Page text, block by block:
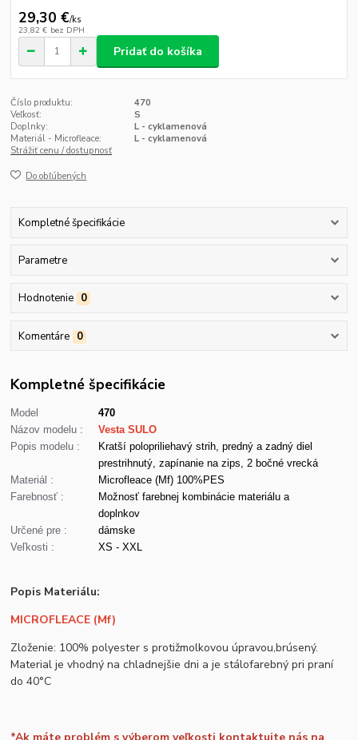
29,30 €/ks
23,82 € bez DPH
Pridať do košíka
Číslo produktu:
470
Veľkosť:
S
Doplnky:
L - cyklamenová
Materiál - Microfleace:
L - cyklamenová
Strážiť cenu / dostupnosť
Do obľúbených
Kompletné špecifikácie
Parametre
Hodnotenie 0
Komentáre 0
Kompletné špecifikácie
Model
470
Názov modelu :
Vesta SULO
Popis modelu :
Kratší polopriliehavý strih, predný a zadný diel
prestrihnutý, zapínanie na zips, 2 bočné vrecká
Materiál :
Microfleace (Mf) 100%PES
Farebnosť :
Možnosť farebnej kombinácie materiálu a
doplnkov
Určené pre :
dámske
Veľkosti :
XS - XXL
Popis Materiálu:
MICROFLEACE (Mf)
Zloženie: 100% polyester s protižmolkovou úpravou,brúsený.
Material je vhodný na chladnejšie dni a je stálofarebný pri praní
do 40°C